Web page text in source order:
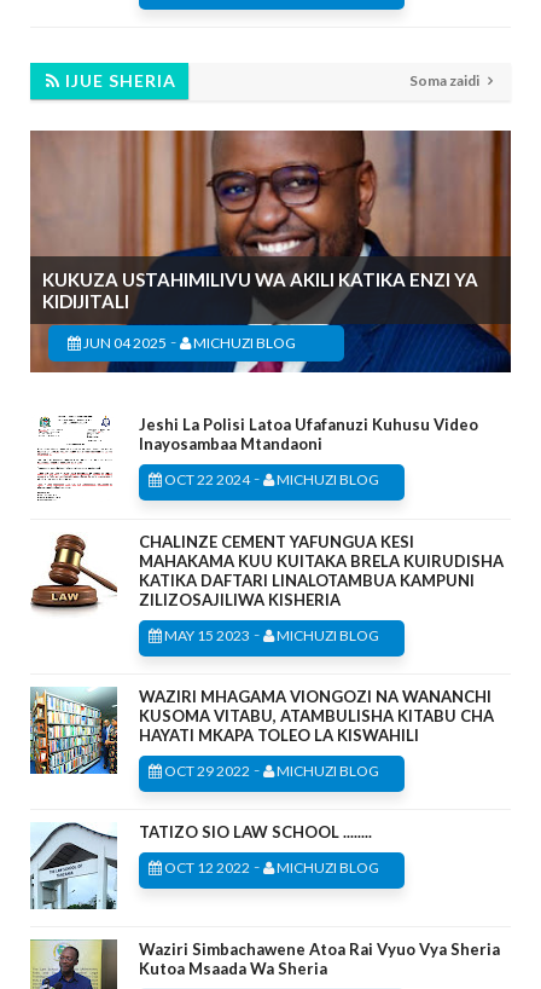
IJUE SHERIA Soma zaidi
KUKUZA USTAHIMILIVU WA AKILI KATIKA ENZI YA
KIDIJITALI
JUN 04 2025 - MICHUZI BLOG
Jeshi La Polisi Latoa Ufafanuzi Kuhusu Video
Inayosambaa Mtandaoni
OCT 22 2024- MICHUZI BLOG
CHALINZE CEMENT YAFUNGUA KESI
MAHAKAMA KUU KUITAKA BRELA KUIRUDISHA
KATIKA DAFTARI LINALOTAMBUA KAMPUNI
ZILIZOSAJILIWA KISHERIA
MAY 15 2023 - MICHUZI BLOG
WAZIRI MHAGAMA VIONGOZI NA WANANCHI
KUSOMA VITABU, ATAMBULISHA KITABU CHA
HAYATI MKAPA TOLEO LA KISWAHILI
OCT 29 2022 - MICHUZI BLOG
TATIZO SIO LAW SCHOOL ........
OCT 12 2022 - MICHUZI BLOG
Waziri Simbachawene Atoa Rai Vyuo Vya Sheria
Kutoa Msaada Wa Sheria